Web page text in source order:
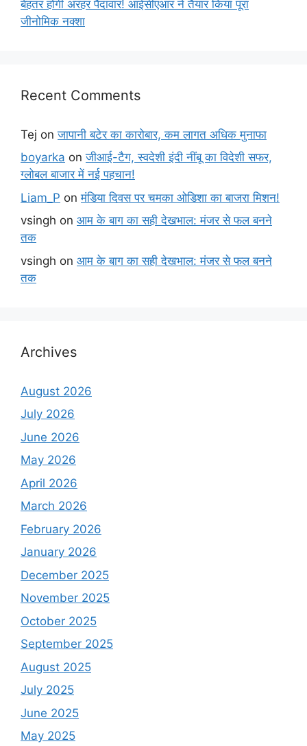
बेहतर होगी अरहर पैदावार! आईसीएआर ने तैयार किया पूरा
जीनोमिक नक्शा
Recent Comments
Tej onजापानी बटेर का कारोबार, कम लागत अधिक मुनाफा
boyarka onजीआई-टैग, स्वदेशी इंदी नींबू का विदेशी सफर,
ग्लोबल बाजार में नई पहचान!
Liam_P onमंडिया दिवस पर चमका ओडिशा का बाजरा मिशन!
vsingh on आम के बाग का सही देखभाल: मंजर से फल बनने
तक
vsingh on आम के बाग का सही देखभाल: मंजर से फल बनने
तक
Archives
August 2026
July 2026
June 2026
May 2026
April 2026
March 2026
February 2026
January 2026
December 2025
November 2025
October 2025
September 2025
August 2025
July 2025
June 2025
May 2025